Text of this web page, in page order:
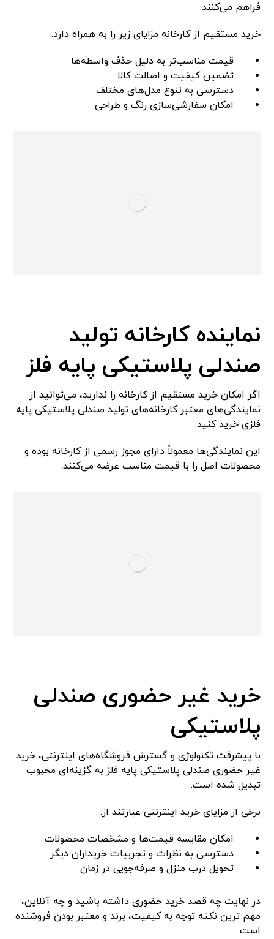
فراهم می‌کنند.
خرید مستقیم از کارخانه مزایای زیر را به همراه دارد:
قیمت مناسب‌تر به دلیل حذف واسطه‌ها
تضمین کیفیت و اصالت کالا
دسترسی به تنوع مدل‌های مختلف
امکان سفارشی‌سازی رنگ و طراحی
نماینده کارخانه تولید
صندلی پلاستیکی پایه فلز
اگر امکان خرید مستقیم از کارخانه را ندارید، می‌توانید از
نمایندگی‌های معتبر کارخانه‌های تولید صندلی پلاستیکی پایه
فلزی خرید کنید.
این نمایندگی‌ها معمولاً دارای مجوز رسمی از کارخانه بوده و
محصولات اصل را با قیمت مناسب عرضه می‌کنند.
خرید غیر حضوری صندلی
پلاستیکی
با پیشرفت تکنولوژی و گسترش فروشگاه‌های اینترنتی، خرید
غیر حضوری صندلی پلاستیکی پایه فلز به گزینه‌ای محبوب
تبدیل شده است.
برخی از مزایای خرید اینترنتی عبارتند از:
امکان مقایسه قیمت‌ها و مشخصات محصولات
دسترسی به نظرات و تجربیات خریداران دیگر
تحویل درب منزل و صرفه‌جویی در زمان
در نهایت چه قصد خرید حضوری داشته باشید و چه آنلاین،
مهم ترین نکته توجه به کیفیت، برند و معتبر بودن فروشنده
است.